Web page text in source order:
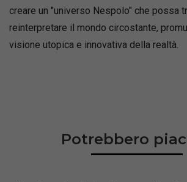
creare un "universo Nespolo" che possa
reinterpretare il mondo circostante,
visione utopica e innovativa della realtà.
Potrebbero